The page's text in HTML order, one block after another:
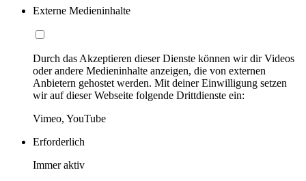
Externe Medieninhalte
Durch das Akzeptieren dieser Dienste können wir dir Videos
oder andere Medieninhalte anzeigen, die von externen
Anbietern gehostet werden. Mit deiner Einwilligung setzen
wir auf dieser Webseite folgende Drittdienste ein:
Vimeo, YouTube
Erforderlich
Immer aktiv